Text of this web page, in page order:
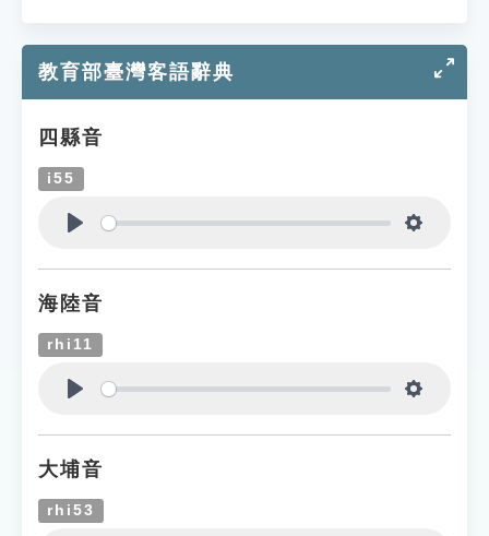
教育部臺灣客語辭典
四縣音
i55
海陸音
rhi11
大埔音
rhi53